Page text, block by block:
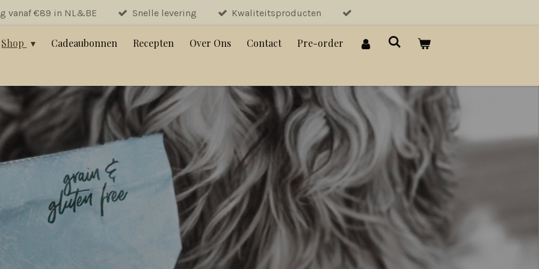
vanaf €89 in NL&BE Snelle levering Kwaliteitsproducten
Shop Cadeaubonnen Recepten Over Ons Contact Pre-order